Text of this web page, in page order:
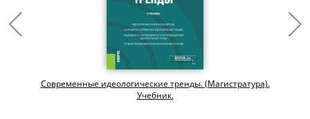
Современные идеологические тренды. (Магистратура).
Учебник.